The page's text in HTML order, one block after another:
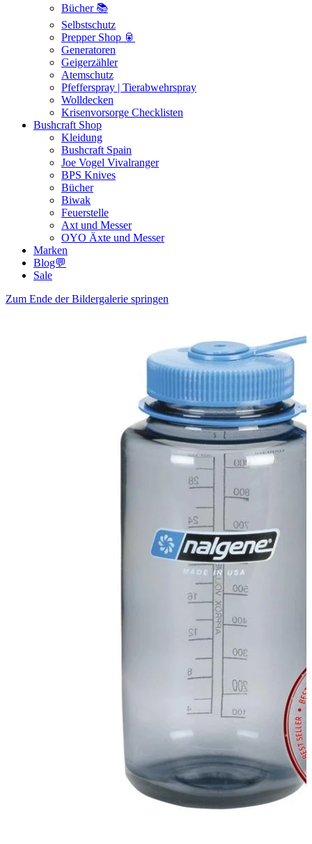
Bücher 📚
Selbstschutz
Prepper Shop 🥫
Generatoren
Geigerzähler
Atemschutz
Pfefferspray | Tierabwehrspray
Wolldecken
Krisenvorsorge Checklisten
Bushcraft Shop
Kleidung
Bushcraft Spain
Joe Vogel Vivalranger
BPS Knives
Bücher
Biwak
Feuerstelle
Axt und Messer
OYO Äxte und Messer
Marken
Blog💬
Sale
Zum Ende der Bildergalerie springen